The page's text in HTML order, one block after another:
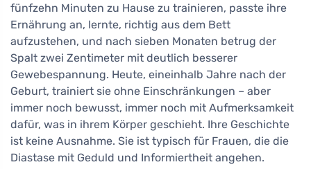
fünfzehn Minuten zu Hause zu trainieren, passte ihre
Ernährung an, lernte, richtig aus dem Bett
aufzustehen, und nach sieben Monaten betrug der
Spalt zwei Zentimeter mit deutlich besserer
Gewebespannung. Heute, eineinhalb Jahre nach der
Geburt, trainiert sie ohne Einschränkungen – aber
immer noch bewusst, immer noch mit Aufmerksamkeit
dafür, was in ihrem Körper geschieht. Ihre Geschichte
ist keine Ausnahme. Sie ist typisch für Frauen, die die
Diastase mit Geduld und Informiertheit angehen.